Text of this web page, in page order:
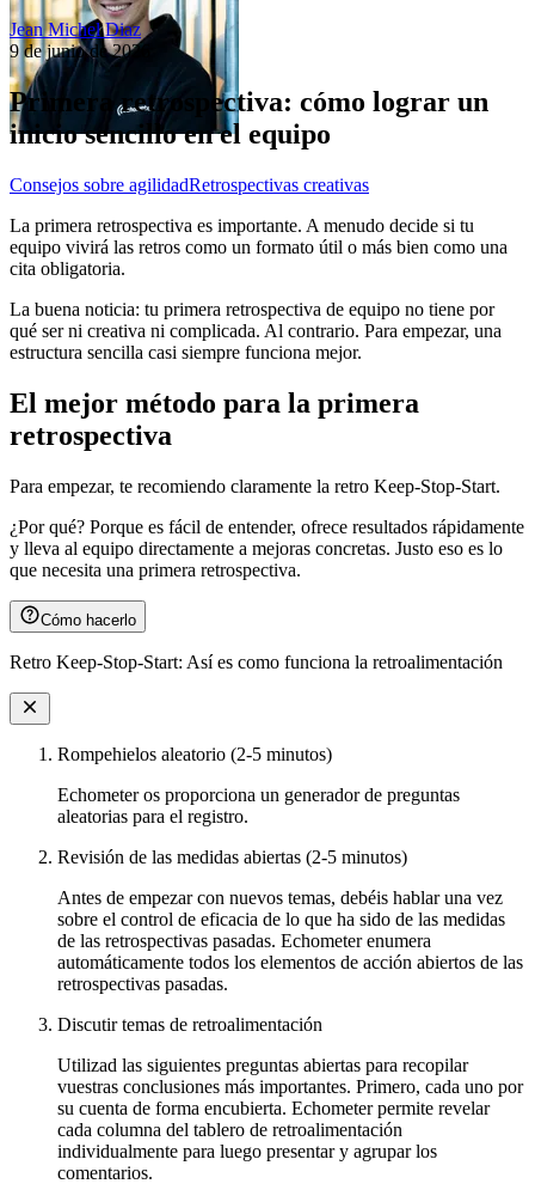
Jean Michel Diaz
9 de junio de 2026
Primera retrospectiva: cómo lograr un
inicio sencillo en el equipo
Consejos sobre agilidadRetrospectivas creativas
La primera retrospectiva es importante. A menudo decide si tu
equipo vivirá las retros como un formato útil o más bien como una
cita obligatoria.
La buena noticia: tu primera retrospectiva de equipo no tiene por
qué ser ni creativa ni complicada. Al contrario. Para empezar, una
estructura sencilla casi siempre funciona mejor.
El mejor método para la primera
retrospectiva
Para empezar, te recomiendo claramente la retro Keep-Stop-Start.
¿Por qué? Porque es fácil de entender, ofrece resultados rápidamente
y lleva al equipo directamente a mejoras concretas. Justo eso es lo
que necesita una primera retrospectiva.
Cómo hacerlo
Retro Keep-Stop-Start: Así es como funciona la retroalimentación
Rompehielos aleatorio (2-5 minutos)
Echometer os proporciona un generador de preguntas
aleatorias para el registro.
Revisión de las medidas abiertas (2-5 minutos)
Antes de empezar con nuevos temas, debéis hablar una vez
sobre el control de eficacia de lo que ha sido de las medidas
de las retrospectivas pasadas. Echometer enumera
automáticamente todos los elementos de acción abiertos de las
retrospectivas pasadas.
Discutir temas de retroalimentación
Utilizad las siguientes preguntas abiertas para recopilar
vuestras conclusiones más importantes. Primero, cada uno por
su cuenta de forma encubierta. Echometer permite revelar
cada columna del tablero de retroalimentación
individualmente para luego presentar y agrupar los
comentarios.